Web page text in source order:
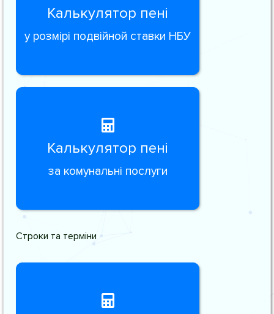
Калькулятор пені
у розмірі подвійной ставки НБУ
Калькулятор пені
за комунальні послуги
Строки та терміни